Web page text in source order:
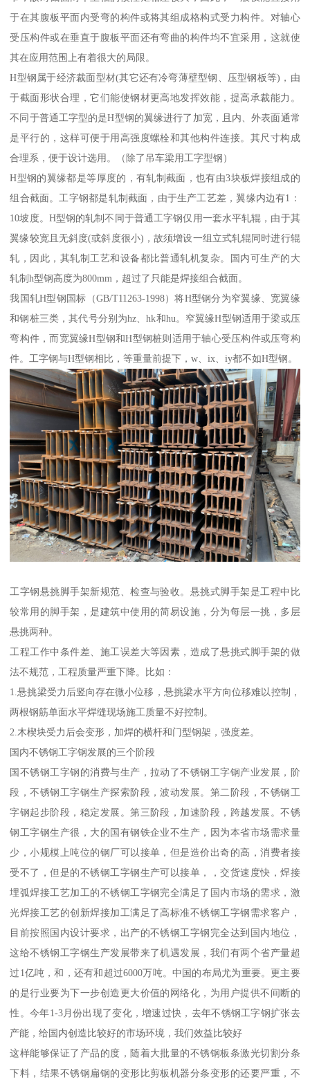
于在其腹板平面内受弯的构件或将其组成格构式受力构件。对轴心
受压构件或在垂直于腹板平面还有弯曲的构件均不宜采用，这就使
其在应用范围上有着很大的局限。
H型钢属于经济裁面型材(其它还有冷弯薄壁型钢、压型钢板等)，由
于截面形状合理，它们能使钢材更高地发挥效能，提高承裁能力。
不同于普通工字型的是H型钢的翼缘进行了加宽，且内、外表面通常
是平行的，这样可便于用高强度螺栓和其他构件连接。其尺寸构成
合理系，便于设计选用。（除了吊车梁用工字型钢）
H型钢的翼缘都是等厚度的，有轧制截面，也有由3块板焊接组成的
组合截面。工字钢都是轧制截面，由于生产工艺差，翼缘内边有1：
10坡度。H型钢的轧制不同于普通工字钢仅用一套水平轧辊，由于其
翼缘较宽且无斜度(或斜度很小)，故须增设一组立式轧辊同时进行辊
轧，因此，其轧制工艺和设备都比普通轧机复杂。国内可生产的大
轧制h型钢高度为800mm，超过了只能是焊接组合截面。
我国轧H型钢国标（GB/T11263-1998）将H型钢分为窄翼缘、宽翼缘
和钢桩三类，其代号分别为hz、hk和hu。窄翼缘H型钢适用于梁或压
弯构件，而宽翼缘H型钢和H型钢桩则适用于轴心受压构件或压弯构
件。工字钢与H型钢相比，等重量前提下，w、ix、iy都不如H型钢。
工字钢悬挑脚手架新规范、检查与验收。悬挑式脚手架是工程中比
较常用的脚手架，是建筑中使用的简易设施，分为每层一挑，多层
悬挑两种。
工程工作中条件差、施工误差大等因素，造成了悬挑式脚手架的做
法不规范，工程质量严重下降。比如：
1.悬挑梁受力后竖向存在微小位移，悬挑梁水平方向位移难以控制，
两根钢筋单面水平焊缝现场施工质量不好控制。
2.木楔块受力后会变形，加焊的横杆和门型钢架，强度差。
国内不锈钢工字钢发展的三个阶段
国不锈钢工字钢的消费与生产，拉动了不锈钢工字钢产业发展，阶
段，不锈钢工字钢生产探索阶段，波动发展。第二阶段，不锈钢工
字钢起步阶段，稳定发展。第三阶段，加速阶段，跨越发展。不锈
钢工字钢生产很，大的国有钢铁企业不生产，因为本省市场需求量
少，小规模上吨位的钢厂可以接单，但是造价出奇的高，消费者接
受不了，但是的不锈钢工字钢生产可以接单，，交货速度快，焊接
埋弧焊接工艺加工的不锈钢工字钢完全满足了国内市场的需求，激
光焊接工艺的创新焊接加工满足了高标准不锈钢工字钢需求客户，
目前按照国内设计要求，出产的不锈钢工字钢完全达到国内地位，
这给不锈钢工字钢生产发展带来了机遇发展，我们有两个省产量超
过1亿吨，和，还有和超过6000万吨。中国的布局尤为重要。更主要
的是行业要为下一步创造更大价值的网络化，为用户提供不间断的
性。今年1-3月份出现了变化，增速过快，去年不锈钢工字钢扩张去
产能，给国内创造比较好的市场环境，我们效益比较好
这样能够保证了产品的度，随着大批量的不锈钢板条激光切割分条
下料，结果不锈钢扁钢的变形比剪板机器分条变形的还要严重，不